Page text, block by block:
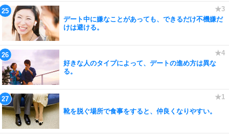
デート中に嫌なことがあっても、できるだけ不機嫌だ
けは避ける。
好きな人のタイプによって、デートの進め方は異な
る。
靴を脱ぐ場所で食事をすると、仲良くなりやすい。